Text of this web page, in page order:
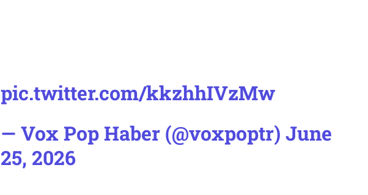
pic.twitter.com/kkzhhIVzMw
— Vox Pop Haber (@voxpoptr) June
25, 2026